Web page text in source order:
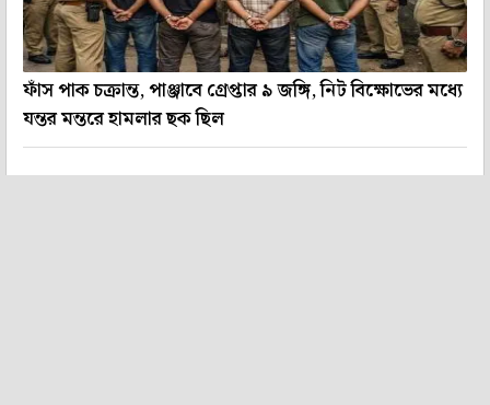
ফাঁস পাক চক্রান্ত, পাঞ্জাবে গ্রেপ্তার ৯ জঙ্গি, নিট বিক্ষোভের মধ্যে
যন্তর মন্তরে হামলার ছক ছিল